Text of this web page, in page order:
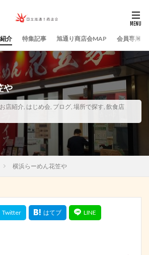
介 特集記事 旭通り商店会MAP 会員専用ペ
や
お店紹介, はじめ会, ブログ, 場所で探す, 飲食店
横浜らーめん花笠や